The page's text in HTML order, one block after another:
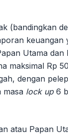
(bandingkan
keuangan
Utama dan
maksimal Rp
dengan
masa lock up6
atau Papan